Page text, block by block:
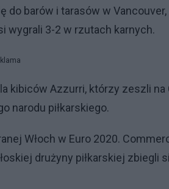
do barów i tarasów w
wygrali 3-2 w rzutach karnych.
kibiców Azzurri, którzy zeszli na
narodu piłkarskiego.
Włoch w Euro 2020.
drużyny piłkarskiej zbiegli